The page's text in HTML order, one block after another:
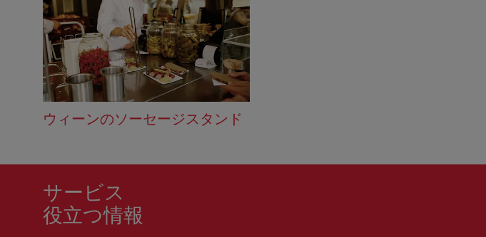
ウィーンのソーセージスタンド
サービス
役立つ情報